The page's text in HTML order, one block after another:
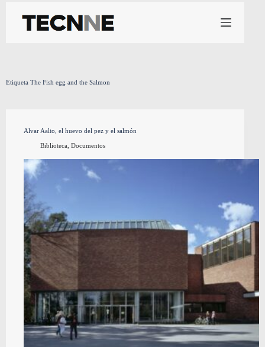
contenido
Etiqueta The Fish egg and the Salmon
Alvar Aalto, el huevo del pez y el salmón
Biblioteca, Documentos